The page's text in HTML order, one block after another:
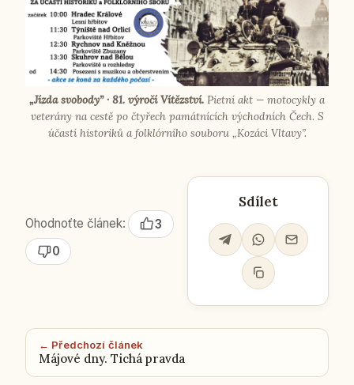
„Jízda svo­bo­dy” · 81. výročí Ví­těz­ství. Pietní akt — mo­to­cy­kly a
ve­te­rá­ny na cestě po čtyřech pa­mát­ní­cích vý­chod­ních Čech. S
účastí his­to­ri­ků a folk­lór­ní­ho sou­bo­ru „Kozáci Vltavy”.
Ohodnoťte článek:
3
0
Sdílet
← Předchozí článek
Májové dny. Tichá pravda